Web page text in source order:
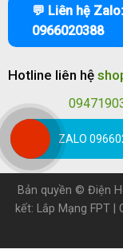
💬 Liên hệ Zalo:
0966020388
Hotline liên hệ
(Tất cả
Bản quyền © Điện
kết: Lắp Mạng FPT
ZALO